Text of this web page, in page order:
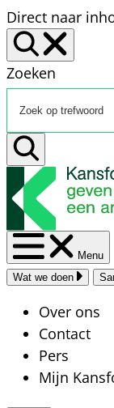
Direct naar
Zoeken
Menu
Wat we doen
Over ons
Contact
Pers
Mijn